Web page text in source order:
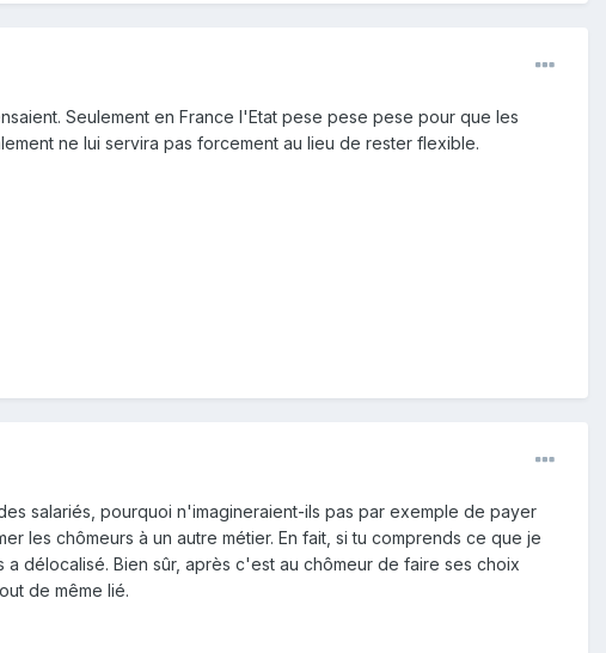
Seulement en France l'Etat pese pese pese pour que les
ne lui servira pas forcement au lieu de rester flexible.
salariés, pourquoi n'imagineraient-ils pas par exemple de payer
les chômeurs à un autre métier. En fait, si tu comprends ce que je
délocalisé. Bien sûr, après c'est au chômeur de faire ses choix
de même lié.